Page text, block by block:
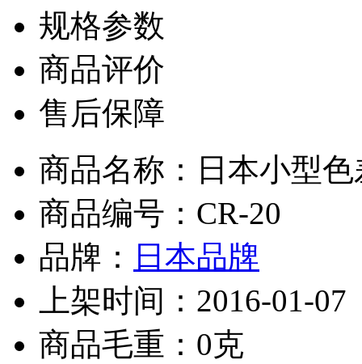
规格参数
商品评价
售后保障
商品名称：日本小型色
商品编号：CR-20
品牌：
日本品牌
上架时间：2016-01-07
商品毛重：0克